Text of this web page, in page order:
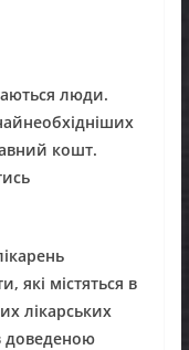
люди.
кошт.
які містяться в
лікарських
доведеною